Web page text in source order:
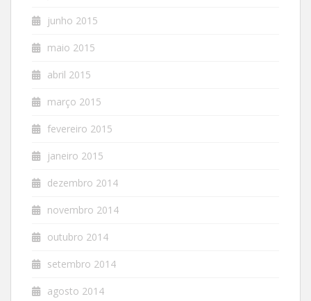
junho 2015
maio 2015
abril 2015
março 2015
fevereiro 2015
janeiro 2015
dezembro 2014
novembro 2014
outubro 2014
setembro 2014
agosto 2014